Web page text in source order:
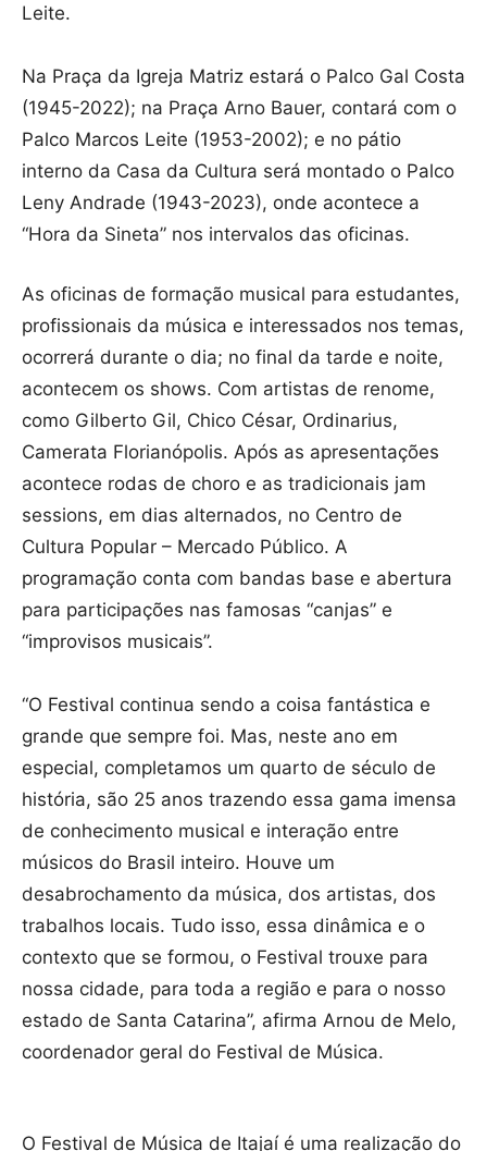
Leite.
Na Praça da Igreja Matriz estará o Palco Gal Costa
(1945-2022); na Praça Arno Bauer, contará com o
Palco Marcos Leite (1953-2002); e no pátio
interno da Casa da Cultura será montado o Palco
Leny Andrade (1943-2023), onde acontece a
“Hora da Sineta” nos intervalos das oficinas.
As oficinas de formação musical para estudantes,
profissionais da música e interessados nos temas,
ocorrerá durante o dia; no final da tarde e noite,
acontecem os shows. Com artistas de renome,
como Gilberto Gil, Chico César, Ordinarius,
Camerata Florianópolis. Após as apresentações
acontece rodas de choro e as tradicionais jam
sessions, em dias alternados, no Centro de
Cultura Popular – Mercado Público. A
programação conta com bandas base e abertura
para participações nas famosas “canjas” e
“improvisos musicais”.
“O Festival continua sendo a coisa fantástica e
grande que sempre foi. Mas, neste ano em
especial, completamos um quarto de século de
história, são 25 anos trazendo essa gama imensa
de conhecimento musical e interação entre
músicos do Brasil inteiro. Houve um
desabrochamento da música, dos artistas, dos
trabalhos locais. Tudo isso, essa dinâmica e o
contexto que se formou, o Festival trouxe para
nossa cidade, para toda a região e para o nosso
estado de Santa Catarina”, afirma Arnou de Melo,
coordenador geral do Festival de Música.
O Festival de Música de Itajaí é uma realização do